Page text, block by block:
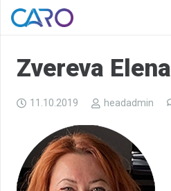
Zvereva Elena
11.10.2019 headadmin